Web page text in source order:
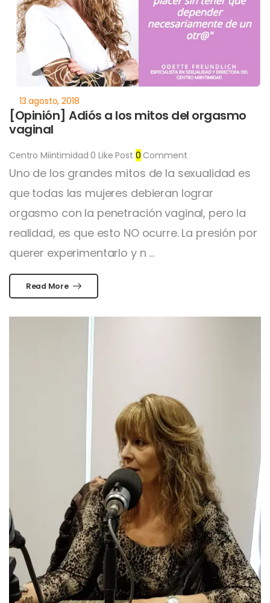
[Opinión] Adiós a los mitos del orgasmo
vaginal
Centro Miintimidad 0 Like Post 0 Comment
Uno de los grandes mitos de la sexualidad es
que todas las mujeres debieran lograr
orgasmo con la penetración vaginal, pero la
realidad, es que esto NO ocurre. La presión por
querer experimentarlo y n ...
Read More